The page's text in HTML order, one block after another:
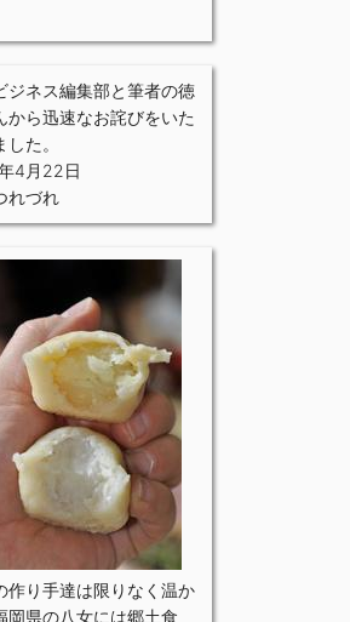
ジネス編集部と筆者の徳
から迅速なお詫びをいた
た。
4月22日
れづれ
作り手達は限りなく温か
岡県の八女には郷土食